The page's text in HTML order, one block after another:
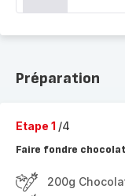
Préparation
Etape 1 /4
Faire fondre
200g